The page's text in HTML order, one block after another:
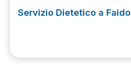
Servizio Dietetico a Faido